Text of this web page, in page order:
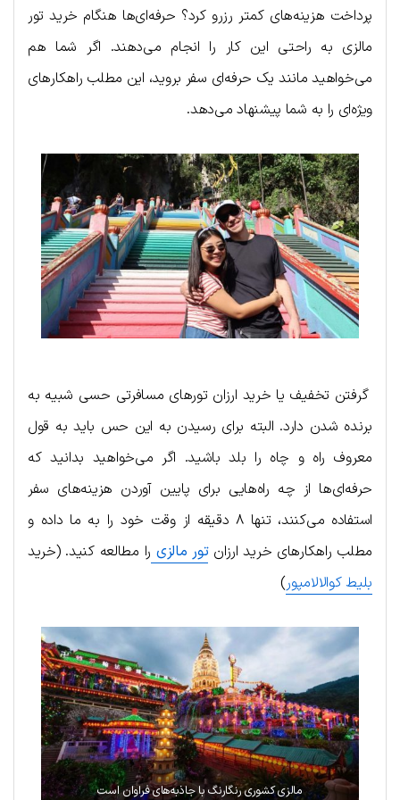
پرداخت هزینه‌های کمتر رزرو کرد؟ حرفه‌ای‌ها هنگام خرید تور
مالزی به راحتی این کار را انجام می‌دهند. اگر شما هم
می‌خواهید مانند یک حرفه‌ای سفر بروید، این مطلب راهکارهای
ویژه‌ای را به شما پیشنهاد می‌دهد.
گرفتن تخفیف یا خرید ارزان تورهای مسافرتی حسی شبیه به
برنده شدن دارد. البته برای رسیدن به این حس باید به قول
معروف راه و چاه را بلد باشید. اگر می‌خواهید بدانید که
حرفه‌ای‌ها از چه راه‌هایی برای پایین آوردن هزینه‌های سفر
استفاده می‌کنند، تنها ۸ دقیقه از وقت خود را به ما داده و
مطلب راهکارهای خرید ارزانتور مالزی را مطالعه کنید. (خرید
بلیط کوالالامپور)
مالزی کشوری رنگارنگ با جاذبه‌های فراوان است